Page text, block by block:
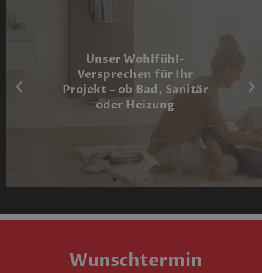
Unser Wohlfühl-
Versprechen für Ihr
Projekt ­­­­– ob Bad, Sanitär
oder Heizung
Wunschtermin